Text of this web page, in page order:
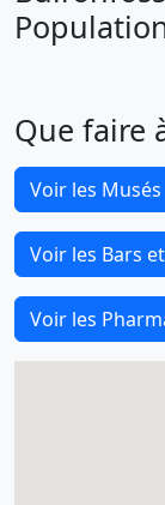
Que faire
Voir les Musés
Voir les Bars
Voir les